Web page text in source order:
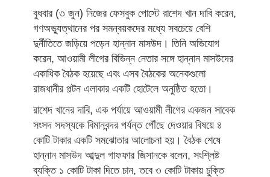
বুধবার (৩ জুন) নিজের ফেসবুক পোস্টে রাশেদ খান দাবি করেন,
গণঅভ্যুত্থানের পর সমন্বয়কদের মধ্যে সবচেয়ে বেশি
দুর্নীতিতে জড়িয়ে পড়েন হান্নান মাসউদ। তিনি অভিযোগ
করেন, আওয়ামী লীগের বিভিন্ন নেতার সঙ্গে হান্নান মাসউদের
একাধিক বৈঠক হয়েছে এবং এসব বৈঠকের অনেকগুলো
রাজধানীর পল্টন এলাকার একটি হোটেলে অনুষ্ঠিত হতো।
রাশেদ খানের দাবি, এক পর্যায়ে আওয়ামী লীগের একজন সাবেক
সংসদ সদস্যকে বিমানবন্দর পর্যন্ত পৌঁছে দেওয়ার বিষয়ে ৪
কোটি টাকার একটি সমঝোতার আলোচনা হয়। বৈঠক শেষে
হান্নান মাসউদ আব্দুল গাফফার জিসানকে বলেন, সংশ্লিষ্ট
ব্যক্তি ১ কোটি টাকা দিতে চান, তবে ৩ কোটি টাকায় চুক্তি